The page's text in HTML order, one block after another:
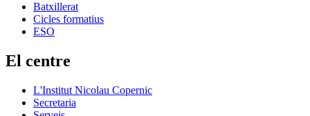
Batxillerat
Cicles formatius
ESO
El centre
L'Institut Nicolau Copernic
Secretaria